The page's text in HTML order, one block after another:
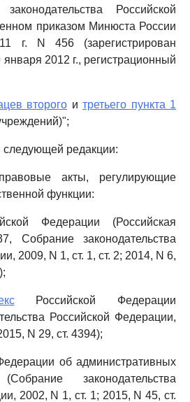
Российской
приказом Минюста России
г. N 456 (зарегистрирован
2012 г., регистрационный
второго и третьего пункта 1
следующей редакции:
акты, регулирующие
функции:
Федерации (Российская
Собрание законодательства
2009, N 1, ст. 1, ст. 2; 2014, N 6,
Российской Федерации
Российской Федерации,
N 29, ст. 4394);
об административных
законодательства
2002, N 1, ст. 1; 2015, N 45, ст.